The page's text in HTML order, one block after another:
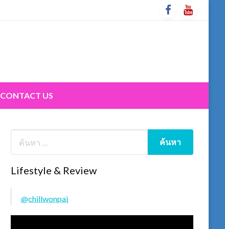
CONTACT US
Lifestyle & Review
@chillwonpai